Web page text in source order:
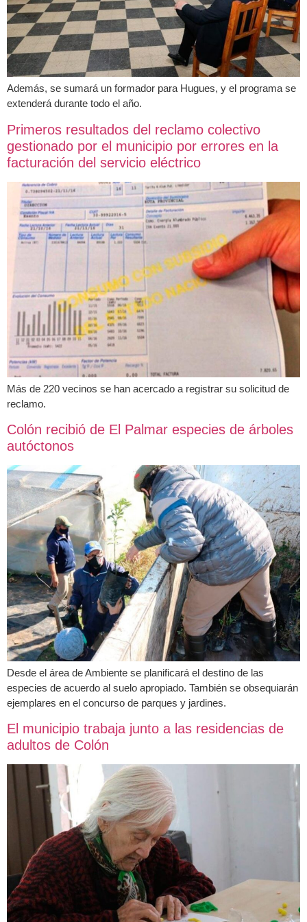
Además, se sumará un formador para Hugues, y el programa se
extenderá durante todo el año.
Primeros resultados del reclamo colectivo
gestionado por el municipio por errores en la
facturación del servicio eléctrico
Más de 220 vecinos se han acercado a registrar su solicitud de
reclamo.
Colón recibió de El Palmar especies de árboles
autóctonos
Desde el área de Ambiente se planificará el destino de las
especies de acuerdo al suelo apropiado. También se obsequiarán
ejemplares en el concurso de parques y jardines.
El municipio trabaja junto a las residencias de
adultos de Colón